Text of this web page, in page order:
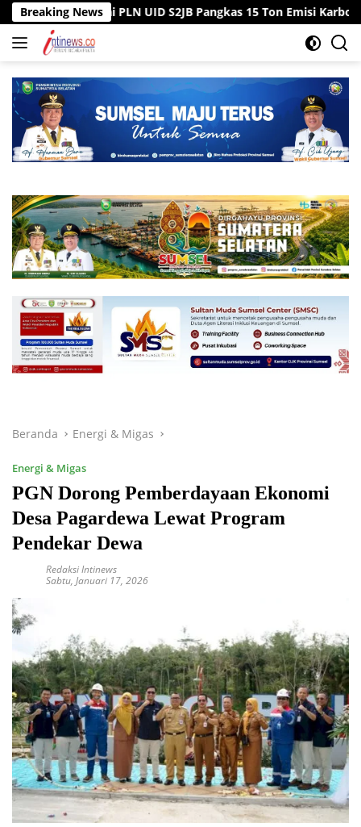
Langsung
ke
konten
Breaking News
PLN UID S2JB Pangkas 15 Ton Emisi Karbon Tiga
Beranda Energi & Migas
Energi & Migas
PGN Dorong Pemberdayaan Ekonomi
Desa Pagardewa Lewat Program
Pendekar Dewa
Redaksi Intinews
Sabtu, Januari 17, 2026